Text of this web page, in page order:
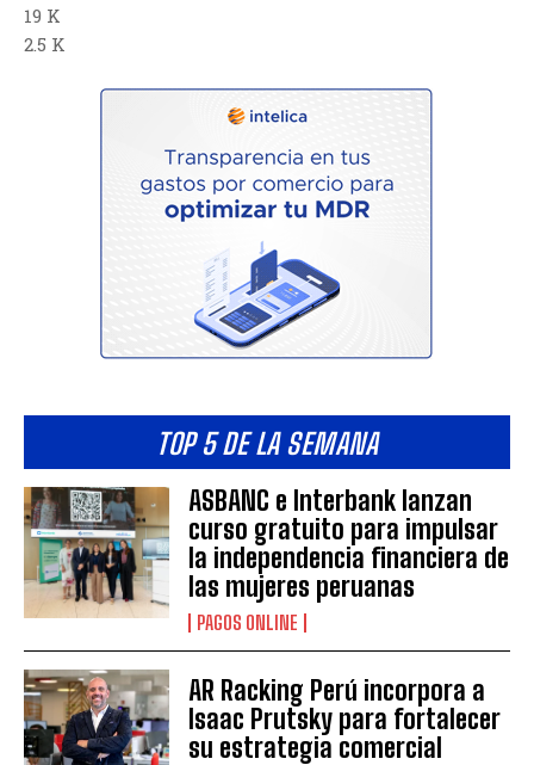
19 K
2.5 K
TOP 5 DE LA SEMANA
ASBANC e Interbank lanzan
curso gratuito para impulsar
la independencia financiera de
las mujeres peruanas
PAGOS ONLINE
AR Racking Perú incorpora a
Isaac Prutsky para fortalecer
su estrategia comercial